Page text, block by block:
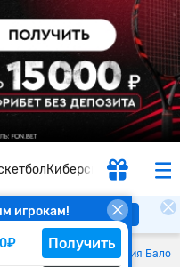
Киберспорт
игрокам!
Получить
Скачать
об отмене удаления